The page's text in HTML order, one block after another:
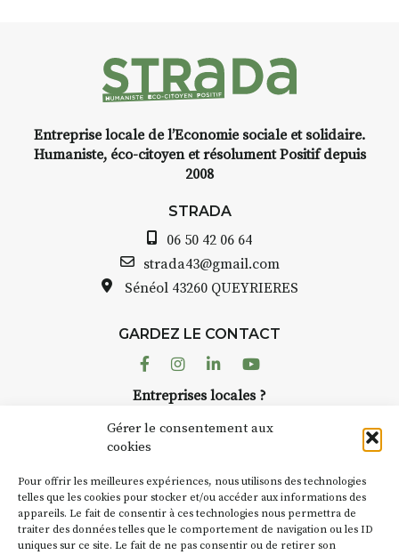
Gérer le consentement aux
cookies
Pour offrir les meilleures expériences, nous utilisons des technologies
telles que les cookies pour stocker et/ou accéder aux informations des
appareils. Le fait de consentir à ces technologies nous permettra de
traiter des données telles que le comportement de navigation ou les ID
uniques sur ce site. Le fait de ne pas consentir ou de retirer son
Entreprise locale de l’Economie sociale et solidaire.
Humaniste, éco-citoyen et résolument Positif depuis
2008
STRADA
06 50 42 06 64
strada43@gmail.com
Sénéol 43260 QUEYRIERES
GARDEZ LE CONTACT
FacebookInstagram
LinkedinYoutube
Entreprises locales ?
Suivez toute l'actu de Strada